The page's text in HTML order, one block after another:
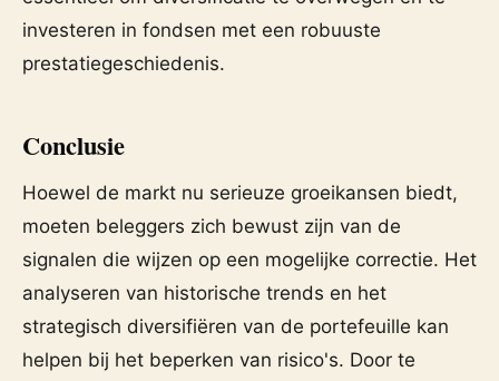
investeren in fondsen met een robuuste
prestatiegeschiedenis.
Conclusie
Hoewel de markt nu serieuze groeikansen biedt,
moeten beleggers zich bewust zijn van de
signalen die wijzen op een mogelijke correctie. Het
analyseren van historische trends en het
strategisch diversifiëren van de portefeuille kan
helpen bij het beperken van risico's. Door te